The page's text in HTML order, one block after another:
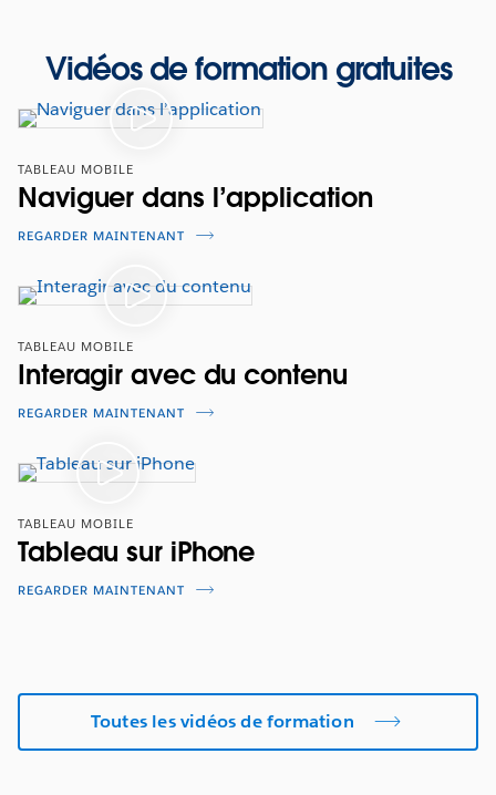
Vidéos de formation gratuites
TABLEAU MOBILE
Naviguer dans l’application
REGARDER MAINTENANT
TABLEAU MOBILE
Interagir avec du contenu
REGARDER MAINTENANT
TABLEAU MOBILE
Tableau sur iPhone
REGARDER MAINTENANT
Toutes les vidéos de formation